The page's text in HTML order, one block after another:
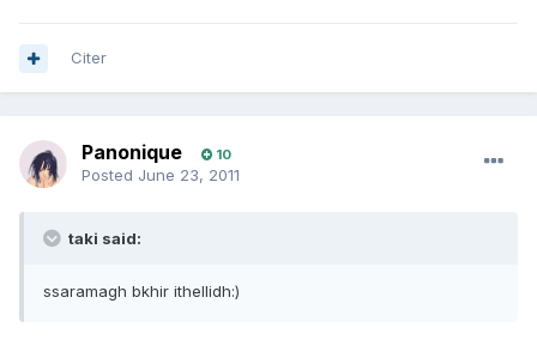
Citer
Panonique 10
Posted June 23, 2011
taki said:
ssaramagh bkhir ithellidh:)